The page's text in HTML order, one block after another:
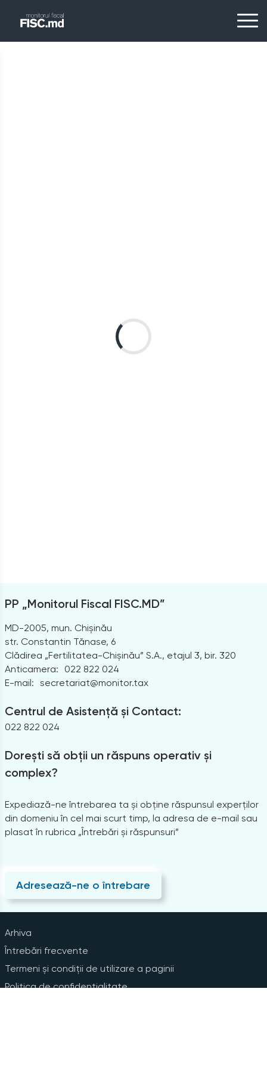
PP „Monitorul Fiscal FISC.MD”
MD-2005, mun. Chișinău
str. Constantin Tănase, 6
Clădirea „Fertilitatea-Chișinău” S.A., etajul 3, bir. 320
Anticamera:
022 822 024
E-mail: secretariat@monitor.tax
Centrul de Asistență și Contact:
022 822 024
Dorești să obții un răspuns operativ și
complex?
Expediază-ne întrebarea ta și obține răspunsul experților
din domeniu în cel mai scurt timp, la adresa de e-mail sau
plasat în rubrica „Întrebări și răspunsuri”
Adresează-ne o întrebare
Arhiva
Întrebări frecvente
Termeni și condiții de utilizare a paginii
Politica de confidențialitate